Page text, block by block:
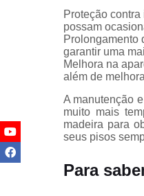
Proteção
possam
Prolongamento
garantir uma
Melhora na
além de
A manutenção
muito mais
madeira para
seus pisos
Para